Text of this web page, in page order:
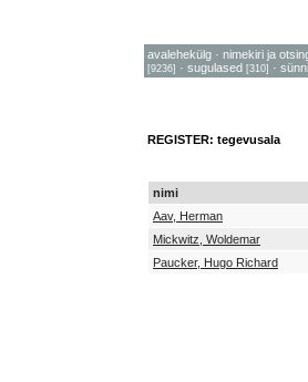
avalehekülg · nimekiri ja
[9236] · sugulased [310] ·
REGISTER: tegevusala
nimi
Aav, Herman
Mickwitz, Woldemar
Paucker, Hugo Richard